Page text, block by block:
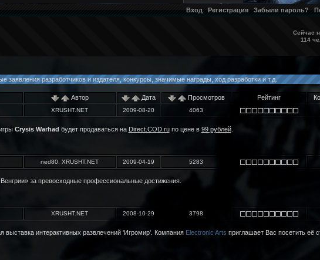
Вход Регистрация Забыли пароль?
Сейчас
114
разработчиков и издателя, конкурсы, значимые награды, ход разработки и т.д.
Автор Дата Просмотров Рейтинг
XRUSHT.NET 2009-08-20 4063
Crysis Warhad будет продаваться на Direct.COD.ruпо цене в 99 рублей.
ned80, XRUSHT.NET 2009-04-19 5283
за превосходные профессиональные достижения.
XRUSHT.NET 2008-10-29 3798
интерактивных развлечений 'Игромир'. Компания Electronic Arts приглашает Вас посетить её